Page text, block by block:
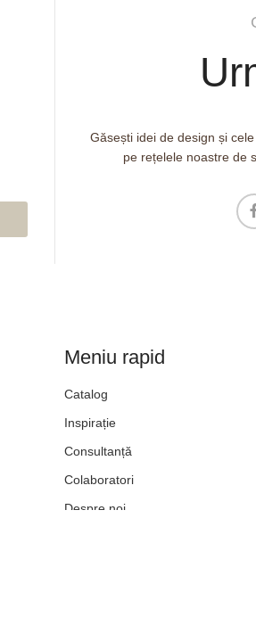
Găsești idei de design și
pe rețelele noastre de
Meniu rapid
Catalog
Inspirație
Consultanță
Colaboratori
Despre noi